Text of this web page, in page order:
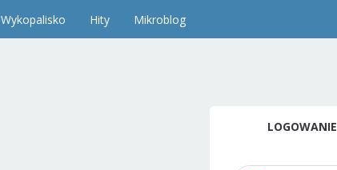
Wykopalisko Hity Mikroblog
LOGOWANIE